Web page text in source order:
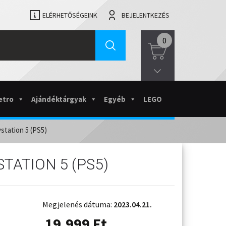
ELÉRHETŐSÉGEINK BEJELENTKEZÉS
0
Ajándéktárgyak Egyéb LEGO
5 (PS5)
5 (PS5)
Megjelenés dátuma: 2023.04.21.